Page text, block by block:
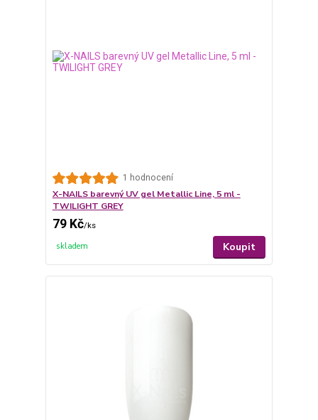
1 hodnocení
X-NAILS barevný UV gel Metallic Line, 5 ml -
TWILIGHT GREY
79 Kč/ks
skladem Koupit